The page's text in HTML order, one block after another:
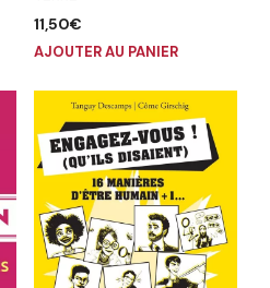
11,50€
AJOUTER AU PANIER